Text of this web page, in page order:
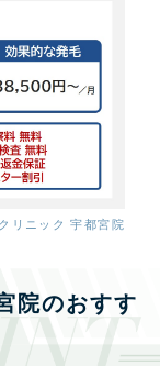
リニック 宇都宮院
院のおすす